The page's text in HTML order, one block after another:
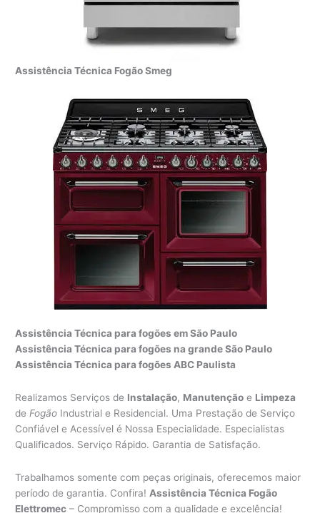
Assistência Técnica Fogão Smeg
Assistência Técnica para fogões em São Paulo
Assistência Técnica para fogões na grande São Paulo
Assistência Técnica para fogões ABC Paulista
Realizamos Serviços de Instalação, Manutenção e Limpeza
de Fogão Industrial e Residencial. Uma Prestação de Serviço
Confiável e Acessível é Nossa Especialidade. Especialistas
Qualificados. Serviço Rápido. Garantia de Satisfação.
Trabalhamos somente com peças originais, oferecemos maior
período de garantia. Confira! Assistência Técnica Fogão
Elettromec – Compromisso com a qualidade e excelência!